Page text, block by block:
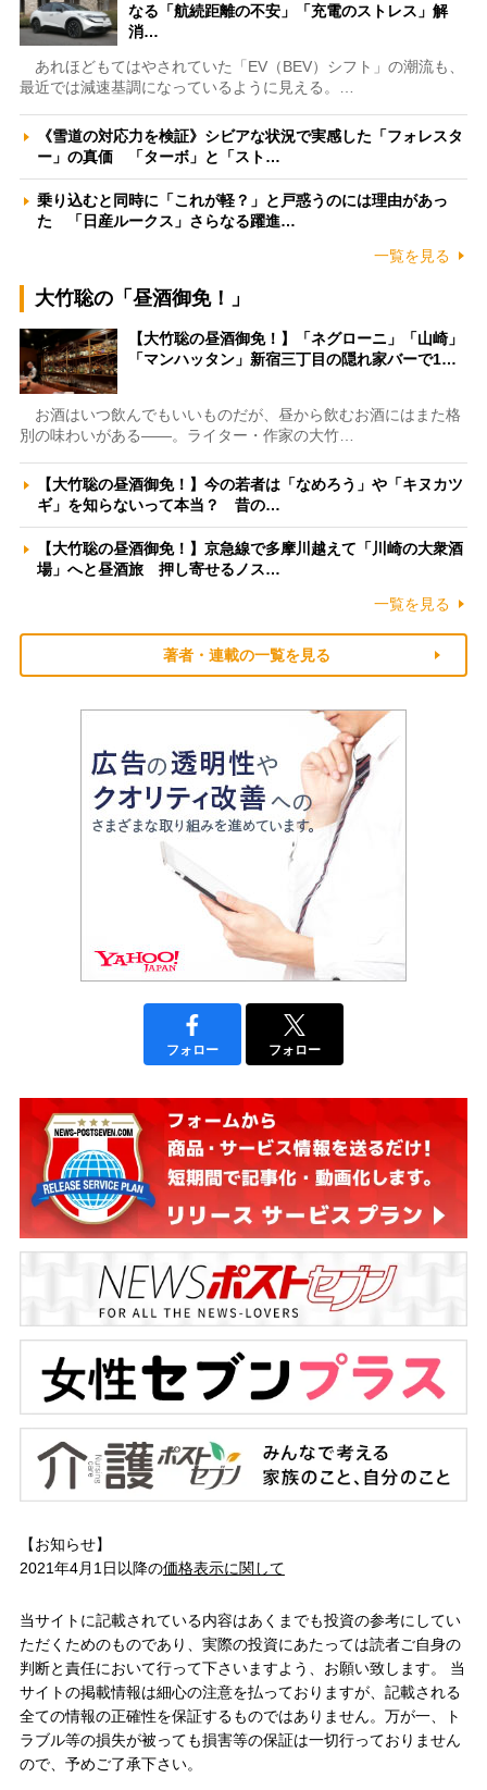
なる「航続距離の不安」「充電のストレス」解
消…
あれほどもてはやされていた「EV（BEV）シフト」の潮流も、
最近では減速基調になっているように見える。…
《雪道の対応力を検証》シビアな状況で実感した「フォレスタ
ー」の真価 「ターボ」と「スト…
乗り込むと同時に「これが軽？」と戸惑うのには理由があっ
た 「日産ルークス」さらなる躍進…
一覧を見る
大竹聡の「昼酒御免！」
【大竹聡の昼酒御免！】「ネグローニ」「山崎」
「マンハッタン」新宿三丁目の隠れ家バーで1…
お酒はいつ飲んでもいいものだが、昼から飲むお酒にはまた格
別の味わいがある――。ライター・作家の大竹…
【大竹聡の昼酒御免！】今の若者は「なめろう」や「キヌカツ
ギ」を知らないって本当？ 昔の…
【大竹聡の昼酒御免！】京急線で多摩川越えて「川崎の大衆酒
場」へと昼酒旅 押し寄せるノス…
一覧を見る
著者・連載の一覧を見る
フォロー フォロー
【お知らせ】
2021年4月1日以降の価格表示に関して
当サイトに記載されている内容はあくまでも投資の参考にしてい
ただくためのものであり、実際の投資にあたっては読者ご自身の
判断と責任において行って下さいますよう、お願い致します。 当
サイトの掲載情報は細心の注意を払っておりますが、記載される
全ての情報の正確性を保証するものではありません。万が一、ト
ラブル等の損失が被っても損害等の保証は一切行っておりません
ので、予めご了承下さい。